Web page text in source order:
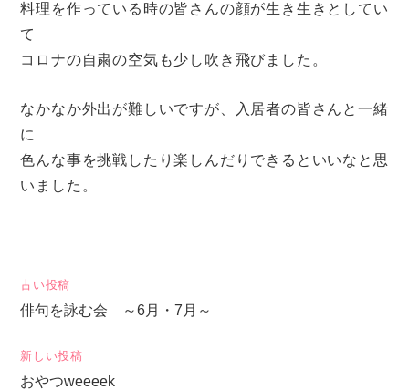
料理を作っている時の皆さんの顔が生き生きとしてい
て
コロナの自粛の空気も少し吹き飛びました。
なかなか外出が難しいですが、入居者の皆さんと一緒
に
色んな事を挑戦したり楽しんだりできるといいなと思
いました。
投
稿
ビ
古い投稿
俳句を詠む会 ～6月・7月～
新しい投稿
おやつweeeek